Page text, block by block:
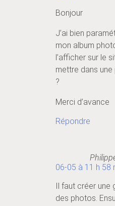
Bonjour
J’ai bien
mon album
l’afficher sur le
mettre dans
?
Merci d’avance
Répondre
06-05 à 11 h 58
Il faut créer une
des photos.